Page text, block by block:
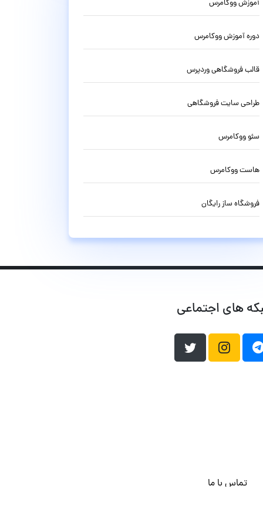
آموزش ووکامرس
دوره آموزش ووکامرس
قالب فروشگاهی وردپرس
طراحی سایت فروشگاهی
سئو ووکامرس
هاست ووکامرس
فروشگاه ساز رایگان
های اجتماعی
تماس با ما